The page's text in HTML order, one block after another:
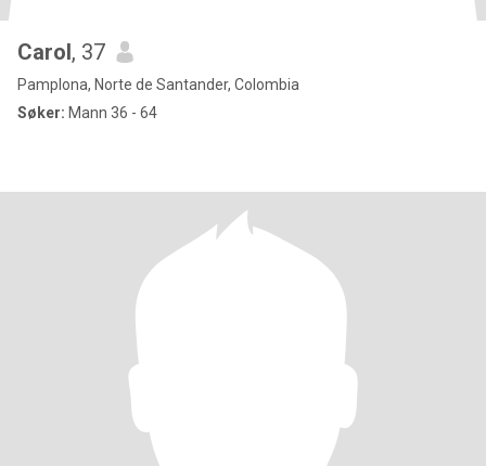
Carol, 37
Pamplona, Norte de Santander, Colombia
Søker: Mann 36 - 64